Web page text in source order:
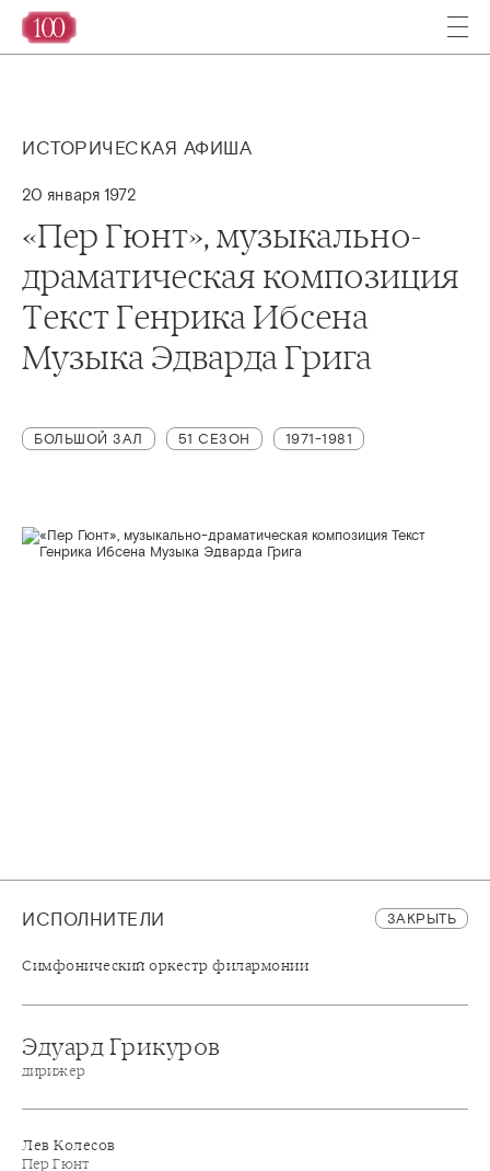
ИСТОРИЧЕСКАЯ АФИША
20 января 1972
«Пер Гюнт», музыкально-
драматическая композиция
Текст Генрика Ибсена
Музыка Эдварда Грига
БОЛЬШОЙ ЗАЛ 51 СЕЗОН 1971-1981
ИСПОЛНИТЕЛИ ЗАКРЫТЬ
Симфонический оркестр филармонии
Эдуард Грикуров
дирижер
Лев Колесов
Пер Гюнт